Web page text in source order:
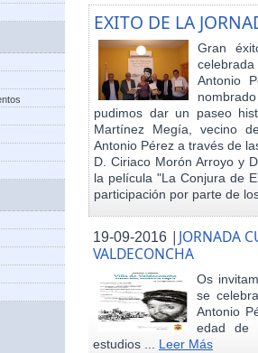
EXITO DE LA
Gran
Antonio
pudimos dar un paseo
Martínez Megía, vecino
Antonio Pérez a través de
D. Ciriaco Morón Arroyo y
la película "La Conjura de
participación por parte de
19-09-2016 | JORNADA
VALDECONCHA
Os
se
Antonio
edad de
estudios ... Leer Más